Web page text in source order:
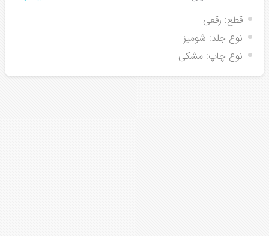
قطع: رقعی
نوع جلد: شومیز
نوع چاپ: مشکی